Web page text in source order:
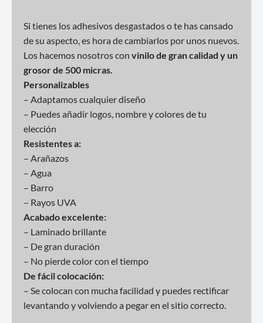
Si tienes los adhesivos desgastados o te has cansado
de su aspecto, es hora de cambiarlos por unos nuevos.
Los hacemos nosotros con vinilo de gran calidad y un
grosor de 500 micras.
Personalizables
– Adaptamos cualquier diseño
– Puedes añadir logos, nombre y colores de tu
elección
Resistentes a:
– Arañazos
– Agua
– Barro
– Rayos UVA
Acabado excelente:
– Laminado brillante
– De gran duración
– No pierde color con el tiempo
De fácil colocación:
– Se colocan con mucha facilidad y puedes rectificar
levantando y volviendo a pegar en el sitio correcto.